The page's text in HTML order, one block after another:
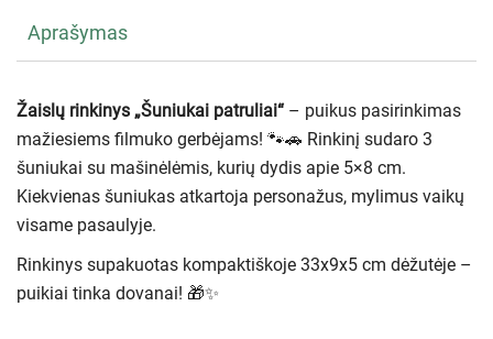
Aprašymas
Žaislų rinkinys „Šuniukai patruliai“ – puikus pasirinkimas
mažiesiems filmuko gerbėjams! 🐾🚗 Rinkinį sudaro 3
šuniukai su mašinėlėmis, kurių dydis apie 5×8 cm.
Kiekvienas šuniukas atkartoja personažus, mylimus vaikų
visame pasaulyje.
Rinkinys supakuotas kompaktiškoje 33x9x5 cm dėžutėje –
puikiai tinka dovanai! 🎁✨